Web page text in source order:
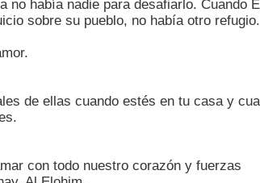
no había nadie para desafiarlo. Cuando
sobre su pueblo, no había otro
de ellas cuando estés en tu casa y
con todo nuestro corazón y fuerzas